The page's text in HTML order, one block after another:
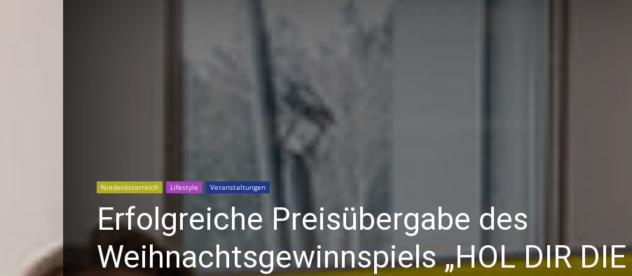
Niederösterreich Lifestyle Veranstaltungen
Erfolgreiche Preisübergabe des
Weihnachtsgewinnspiels „HOL DIR DIE